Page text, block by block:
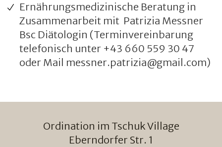
Ernährungsmedizinische Beratung in
Zusammenarbeit mit Patrizia Messner
Bsc Diätologin (Terminvereinbarung
telefonisch unter +43 660 559 30 47
oder Mail messner.patrizia@gmail.com)
Ordination im Tschuk Village
Eberndorfer Str. 1